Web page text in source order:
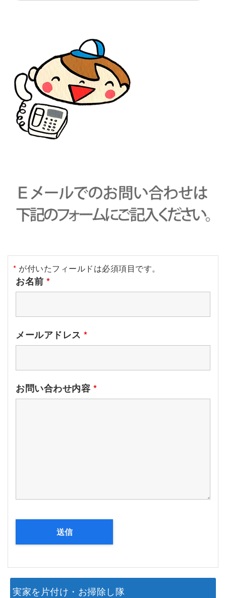
* が付いたフィールドは必須項目です。
お名前 *
メールアドレス *
お問い合わせ内容 *
実家を片付け・お掃除し隊